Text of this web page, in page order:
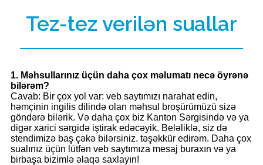
Tez-tez verilən suallar
1. Məhsullarınız üçün daha çox məlumatı necə öyrənə
bilərəm?
Cavab: Bir çox yol var: veb saytımızı narahat edin,
həmçinin ingilis dilində olan məhsul broşürümüzü sizə
göndərə bilərik. Və daha çox biz Kanton Sərgisində və ya
digər xarici sərgidə iştirak edəcəyik. Beləliklə, siz də
stendimizə baş çəkə bilərsiniz. təşəkkür edirəm. Daha çox
sualınız üçün lütfən veb saytımıza mesaj buraxın və ya
birbaşa bizimlə əlaqə saxlayın!